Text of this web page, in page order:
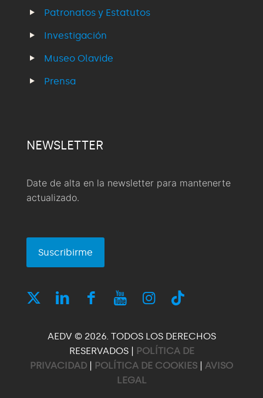
Patronatos y Estatutos
Investigación
Museo Olavide
Prensa
NEWSLETTER
Date de alta en la newsletter para mantenerte
actualizado.
Suscribirme
AEDV © 2026. TODOS LOS DERECHOS
RESERVADOS | POLÍTICA DE
PRIVACIDAD | POLÍTICA DE COOKIES | AVISO
LEGAL